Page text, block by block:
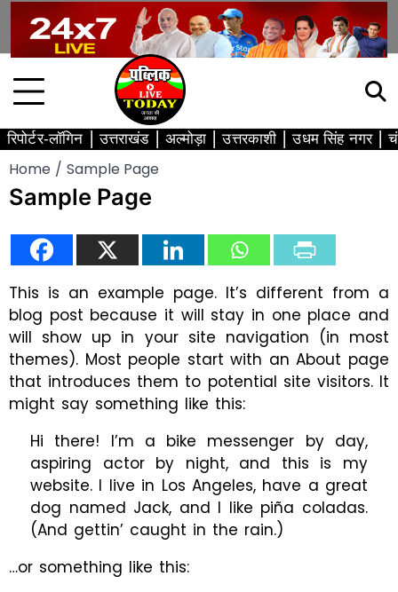
content
रिपोर्टर-लॉगिन उत्तराखंड अल्मोड़ा उत्तरकाशी उधम सिंह नगर
Home Sample Page
Sample Page
This is an example page. It’s different from a
blog post because it will stay in one place and
will show up in your site navigation (in most
themes). Most people start with an About page
that introduces them to potential site visitors. It
might say something like this:
Hi there! I’m a bike messenger by day,
aspiring actor by night, and this is my
website. I live in Los Angeles, have a great
dog named Jack, and I like piña coladas.
(And gettin’ caught in the rain.)
…or something like this: